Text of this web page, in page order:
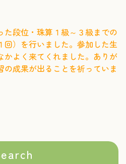
段位・珠算１級～３級までの
）を行いました。参加した生
かよく来てくれました。ありが
の成果が出ることを祈っていま